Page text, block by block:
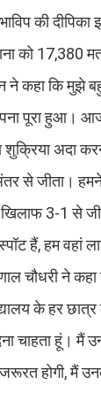
की दीपिका
को 17,380 मत
ने कहा कि मुझे
पूरा हुआ।
शुक्रिया अदा
से जीता।
खिलाफ 3-1 से
हैं, हम वहां
चौधरी ने
के हर
चाहता हूं। मैं
होगी, मैं